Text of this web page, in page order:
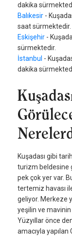
dakika
Balıkesir -
saat sürmektedir.
Eskişehir -
sürmektedir.
İstanbul -
dakika
Kuşadası gibi
turizm beldesine
pek çok yer var.
tertemiz havası
geliyor. Merkeze
yeşilin ve mavinin
Yüzyıllar önce
amacıyla yapılan